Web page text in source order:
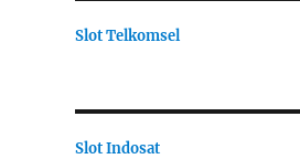
Slot Telkomsel
Slot Indosat